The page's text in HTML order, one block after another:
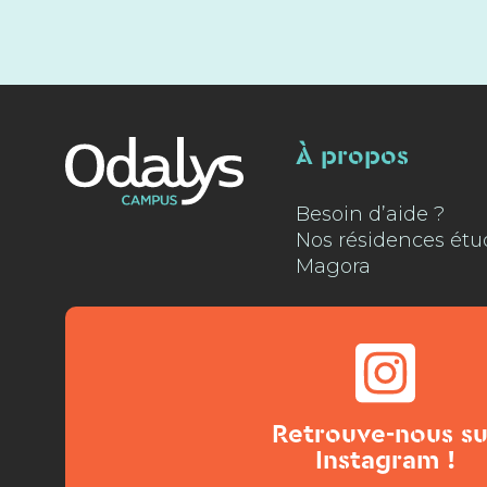
À propos
Besoin d’aide ?
Nos résidences
Magora
Retrouve-nous
Instagram !